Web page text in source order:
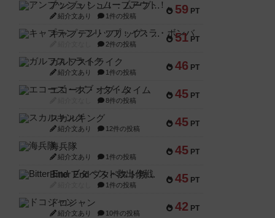
59 PT
アンブッシュ！：ムーブアウト！
紹介文あり 1件の投稿
51 PT
キャプテン・フリップ：イスラ・ボンバ
2件の投稿
46 PT
ガルフストライク
紹介文あり 1件の投稿
45 PT
エコーズ・オブ・タイム
8件の投稿
45 PT
スカルキング
紹介文あり 12件の投稿
45 PT
海兵隊
紹介文あり 1件の投稿
45 PT
Bitter End ブタペスト救出作戦
1件の投稿
42 PT
ドコジャン
紹介文あり 10件の投稿